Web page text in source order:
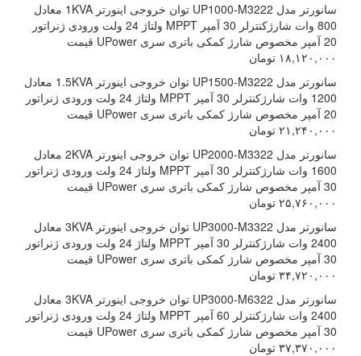
سانورتر مدل UP1000-M3222 توان خروجی اینورتر 1KVA معادل
800 وات شارژکنترلر 30 آمپر MPPT ولتاژ 24 ولت ورودی ژنراتور
20 آمپر مخصوص شارژ کمکی باتری سری UPower قیمت
۱۸,۱۲۰,۰۰۰ تومان
سانورتر مدل UP1500-M3222 توان خروجی اینورتر 1.5KVA معادل
1200 وات شارژکنترلر 30 آمپر MPPT ولتاژ 24 ولت ورودی ژنراتور
20 آمپر مخصوص شارژ کمکی باتری سری UPower قیمت
۲۱,۲۴۰,۰۰۰ تومان
سانورتر مدل UP2000-M3322 توان خروجی اینورتر 2KVA معادل
1600 وات شارژکنترلر 30 آمپر MPPT ولتاژ 24 ولت ورودی ژنراتور
30 آمپر مخصوص شارژ کمکی باتری سری UPower قیمت
۲۵,۷۶۰,۰۰۰ تومان
سانورتر مدل UP3000-M3322 توان خروجی اینورتر 3KVA معادل
2400 وات شارژکنترلر 30 آمپر MPPT ولتاژ 24 ولت ورودی ژنراتور
30 آمپر مخصوص شارژ کمکی باتری سری UPower قیمت
۳۴,۷۲۰,۰۰۰ تومان
سانورتر مدل UP3000-M6322 توان خروجی اینورتر 3KVA معادل
2400 وات شارژکنترلر 60 آمپر MPPT ولتاژ 24 ولت ورودی ژنراتور
30 آمپر مخصوص شارژ کمکی باتری سری UPower قیمت
۳۷,۳۷۰,۰۰۰ تومان